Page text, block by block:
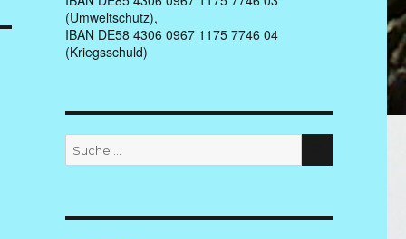
(Umweltschutz),
IBAN DE58 4306 0967 1175 7746 04
(Kriegsschuld)
Suche
nach:
SUCHEN